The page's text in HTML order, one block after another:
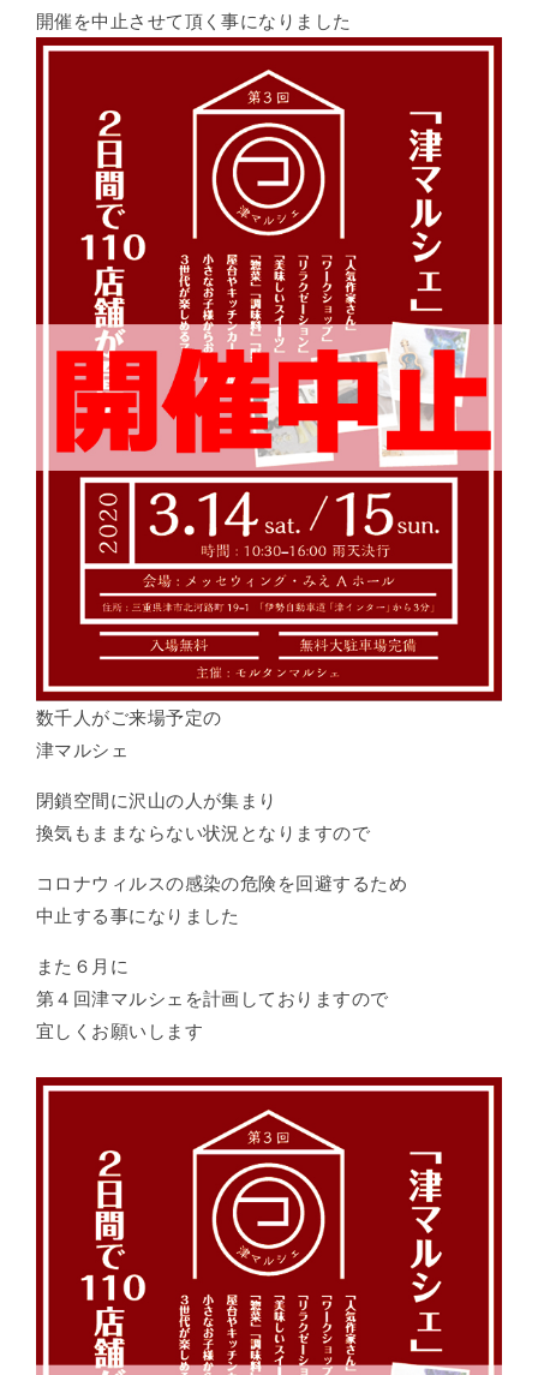
開催を中止させて頂く事になりました
数千人がご来場予定の
津マルシェ
閉鎖空間に沢山の人が集まり
換気もままならない状況となりますので
コロナウィルスの感染の危険を回避するため
中止する事になりました
また６月に
第４回津マルシェを計画しておりますので
宜しくお願いします